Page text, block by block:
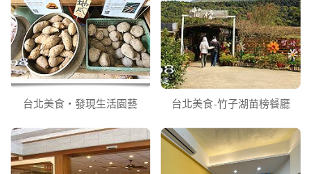
台北美食‧發現生活園藝 台北美食-竹子湖苗榜餐廳